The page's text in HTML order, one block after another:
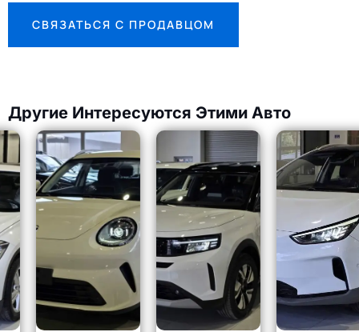
СВЯЗАТЬСЯ С ПРОДАВЦОМ
Другие Интересуются Этими Авто